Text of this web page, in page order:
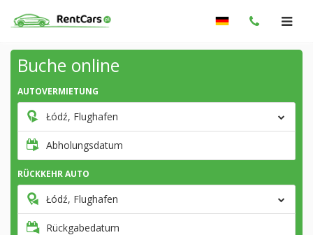
Buche online
AUTOVERMIETUNG
Łódź, Flughafen
Abholungsdatum
RÜCKKEHR AUTO
Łódź, Flughafen
Rückgabedatum